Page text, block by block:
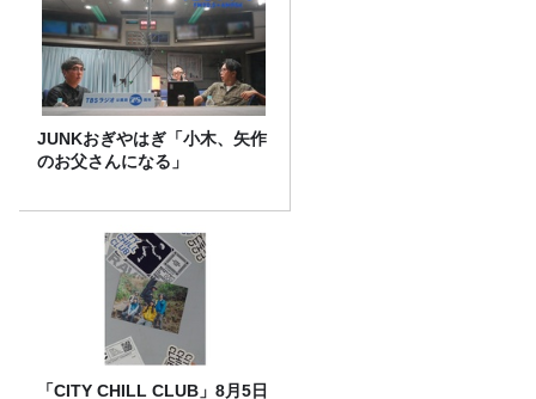
JUNKおぎやはぎ「小木、矢作
のお父さんになる」
「CITY CHILL CLUB」8月5日